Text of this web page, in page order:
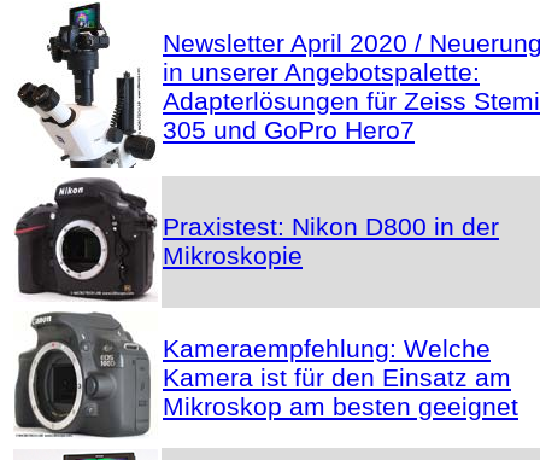
Newsletter April 2020 /
in unserer Angebotspalette:
Adapterlösungen für Zeiss Stemi
305 und GoPro Hero7
Praxistest: Nikon D800 in der
Mikroskopie
Kameraempfehlung: Welche
Kamera ist für den Einsatz am
Mikroskop am besten geeignet